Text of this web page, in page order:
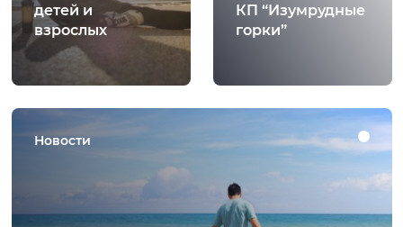
детей и
взрослых
КП “Изумрудные
горки”
Новости